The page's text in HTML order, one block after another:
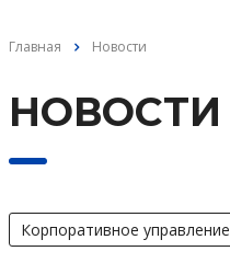
Главная Новости
НОВОСТИ
Корпоративное управление